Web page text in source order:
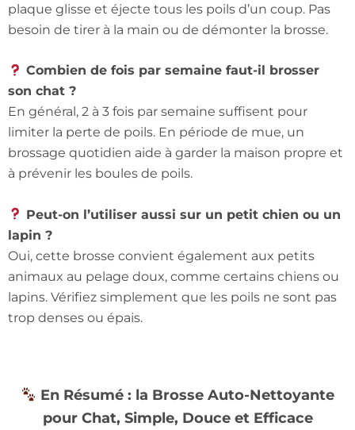
plaque glisse et éjecte tous les poils d’un coup. Pas
besoin de tirer à la main ou de démonter la brosse.
Combien de fois par semaine faut-il brosser
son chat ?
En général, 2 à 3 fois par semaine suffisent pour
limiter la perte de poils. En période de mue, un
brossage quotidien aide à garder la maison propre et
à prévenir les boules de poils.
Peut-on l’utiliser aussi sur un petit chien ou un
lapin ?
Oui, cette brosse convient également aux petits
animaux au pelage doux, comme certains chiens ou
lapins. Vérifiez simplement que les poils ne sont pas
trop denses ou épais.
En Résumé : la Brosse Auto-Nettoyante
pour Chat, Simple, Douce et Efficace